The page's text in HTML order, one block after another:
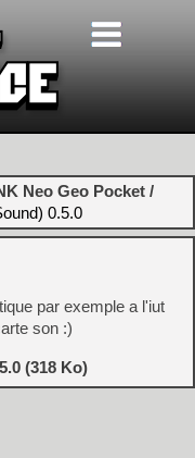
Neo Geo Pocket /
0.5.0
par exemple a l'iut
son :)
(318 Ko)